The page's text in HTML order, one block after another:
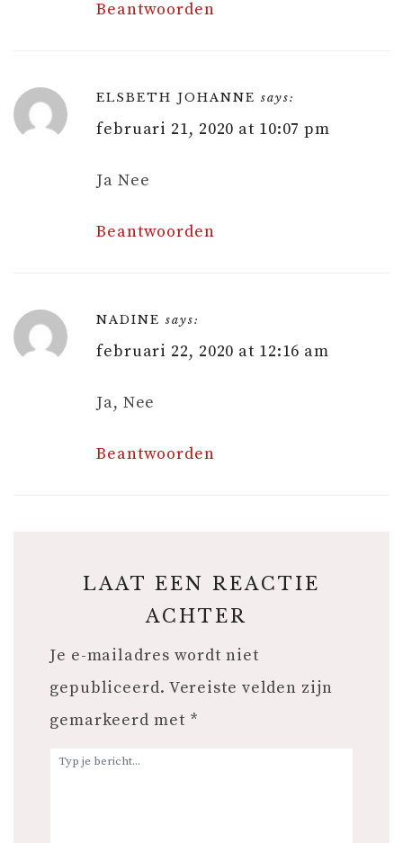
Beantwoorden
ELSBETH JOHANNE says:
februari 21, 2020 at 10:07 pm
Ja Nee
Beantwoorden
NADINE says:
februari 22, 2020 at 12:16 am
Ja, Nee
Beantwoorden
LAAT EEN REACTIE
ACHTER
Je e-mailadres wordt niet
gepubliceerd. Vereiste velden zijn
gemarkeerd met *